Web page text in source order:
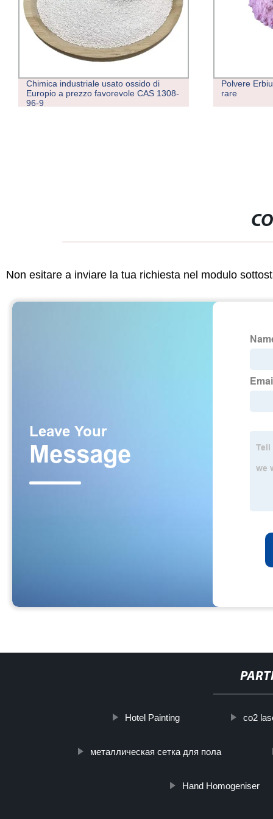
Chimica industriale usato ossido di
Europio a prezzo favorevole CAS 1308-
96-9
Polvere
rare
Non esitare a inviare la tua richiesta nel modulo
Hotel Painting co2
металлическая сетка для пола
Hand Homogeniser